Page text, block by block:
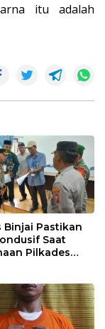
itu adalah
Binjai Pastikan
Saat
Pilkades